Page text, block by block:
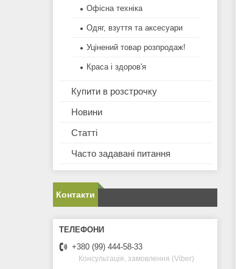
Офісна техніка
Одяг, взуття та аксесуари
Уцінений товар розпродаж!
Краса і здоров'я
Купити в розстрочку
Новини
Статті
Часто задавані питання
Контакти
+380 (99) 444-58-33
Консультація, замовлення (Viber)